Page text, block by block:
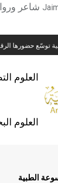
شاعر
الحصري لمنشورات
توسّع حضورها
سلمان العالمي للغة
الطباع مدير عام
صالح وزيرا للثقافة
العلوم
العلوم
الطبية